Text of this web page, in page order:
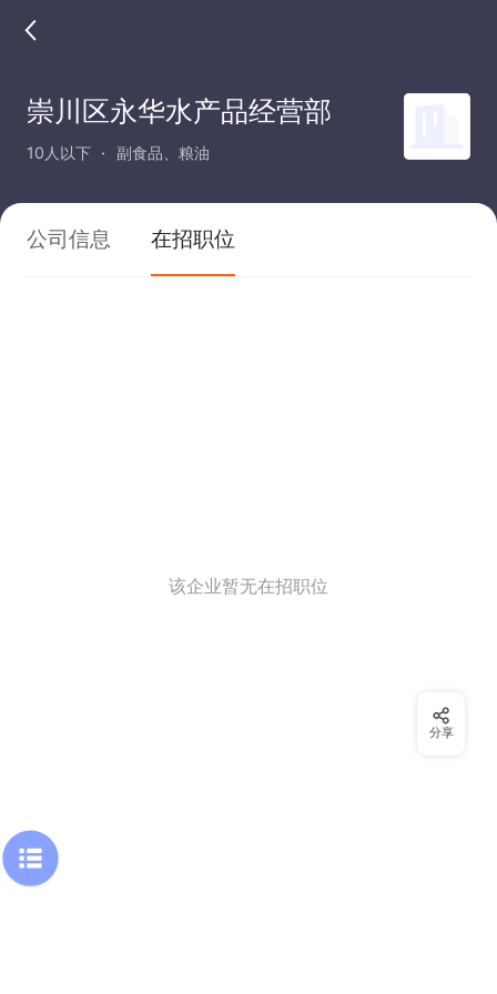
崇川区永华水产品经营部
10人以下 副食品、粮油
公司信息 在招职位
该企业暂无在招职位
分享